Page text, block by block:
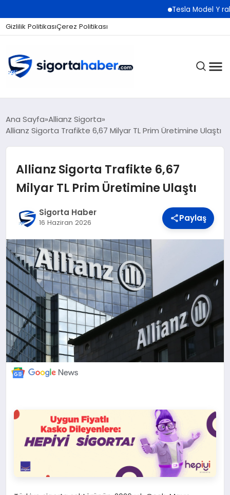
Tesla Model Y rakibi
Gizlilik PolitikasıÇerez Politikası
SIGORTA
EKONOMI
BILIM VE TEKNOLOJI
OTOMOBIL
KÜNYE
Ana Sayfa Allianz Sigorta
Allianz Sigorta Trafikte 6,67 Milyar TL Prim Üretimine Ulaştı
Allianz Sigorta Trafikte 6,67
Milyar TL Prim Üretimine Ulaştı
Sigorta Haber
16 Haziran 2026 Paylaş